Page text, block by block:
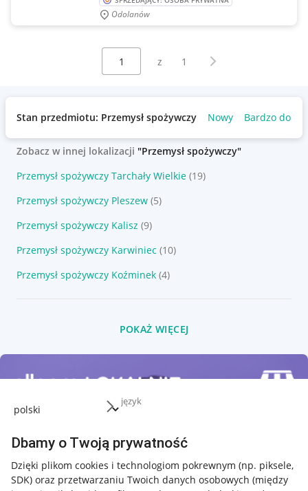
język
Dbamy o Twoją prywatność
Dzięki plikom cookies i technologiom pokrewnym (np. piksele,
SDK) oraz przetwarzaniu Twoich danych osobowych (między
Odolanów
Wybierz stronę:
z 1 Następna strona
Stan przedmiotu: Przemysł spożywczy Nowy Bardzo dobry
Zobacz w innej lokalizacji "Przemysł spożywczy"
Przemysł spożywczy Tarchały Wielkie (19)
Przemysł spożywczy Pleszew (5)
Przemysł spożywczy Kalisz (9)
Przemysł spożywczy Karwiniec (10)
Przemysł spożywczy Koźminek (4)
POKAŻ WIĘCEJ